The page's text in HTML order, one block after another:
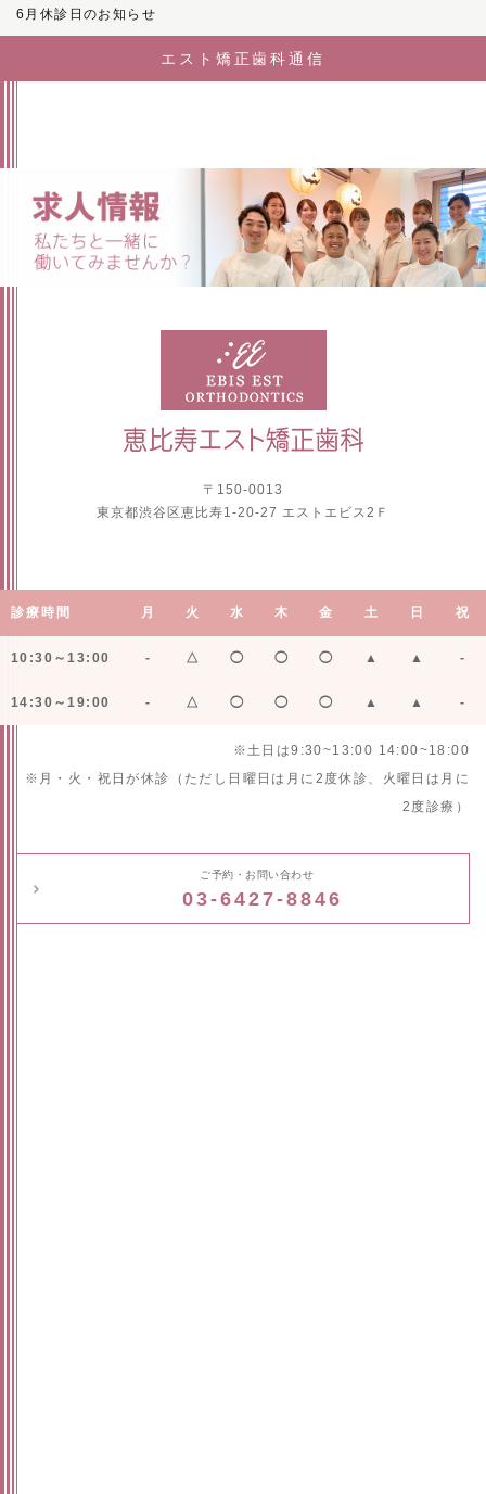
6月休診日のお知らせ
エスト矯正歯科通信
〒150-0013
東京都渋谷区恵比寿1-20-27 エストエビス2Ｆ
診療時間 月 火 水 木 金 土 日 祝
10:30～13:00 - △ ◯ ◯ ◯ ▲ ▲ -
14:30～19:00 - △ ◯ ◯ ◯ ▲ ▲ -
※土日は9:30~13:00 14:00~18:00
※月・火・祝日が休診（ただし日曜日は月に2度休診、火曜日は月に
2度診療）
ご予約・お問い合わせ
03-6427-8846